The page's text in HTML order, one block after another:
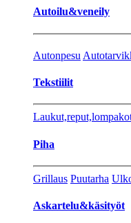
Autoilu&veneily
Autonpesu
Tekstiilit
Piha
Grillaus Puutarha
Askartelu&käsityöt